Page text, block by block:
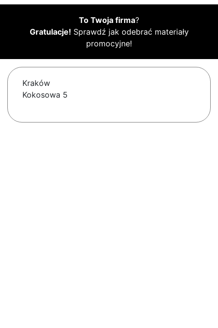
To Twoja firma?
Gratulacje! Sprawdź jak odebrać materiały
promocyjne!
Kraków
Kokosowa 5